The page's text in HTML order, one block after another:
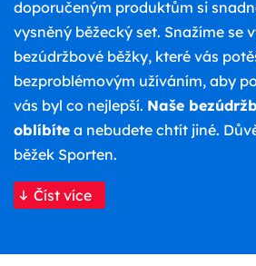
doporučeným produktům si
vysněný běžecký set. Snažíme se
bezúdržbové běžky, které vás
bezproblémovým užíváním, aby
vás byl co nejlepší. Naše
oblíbíte a nebudete chtít jiné.
běžek Sporten.
Číst více